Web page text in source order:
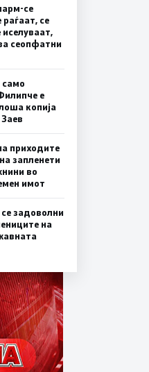
се
се
сеопфатни
е
копија
приходите
запленети
во
имот
задоволни
на